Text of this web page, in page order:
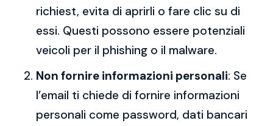
richiest, evita di aprirli o fare clic su di
essi. Questi possono essere potenziali
veicoli per il phishing o il malware.
Non fornire informazioni personali: Se
l’email ti chiede di fornire informazioni
personali come password, dati bancari